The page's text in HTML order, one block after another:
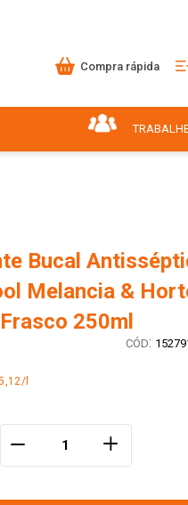
Compra rápida
Bucal
Melancia &
250ml
:
l
＋